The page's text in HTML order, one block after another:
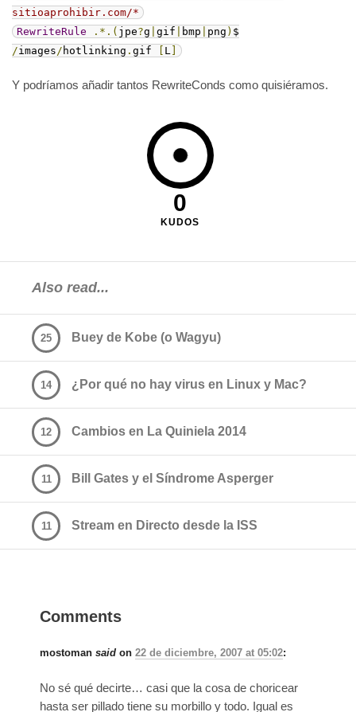
sitioaprohibir.com/*
RewriteRule
.*.( jpe?g gif bmp png ) $
/images / hotlinking . gif L
Y podríamos añadir tantos RewriteConds como quisiéramos.
0
KUDOS
Also read...
Buey de Kobe (o Wagyu)
25
¿Por qué no hay virus en Linux y Mac?
14
Cambios en La Quiniela 2014
12
Bill Gates y el Síndrome Asperger
11
Stream en Directo desde la ISS
11
Comments
mostoman said on 22 de diciembre, 2007 at 05:02:
No sé qué decirte… casi que la cosa de choricear
hasta ser pillado tiene su morbillo y todo. Igual es